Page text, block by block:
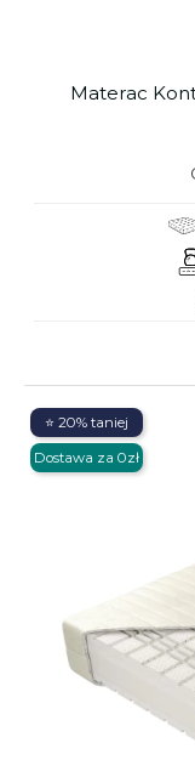
Materac
⭐ 20% taniej
Dostawa za 0zł